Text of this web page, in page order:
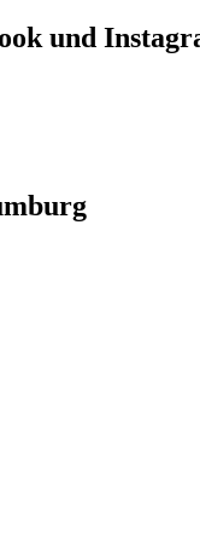
und